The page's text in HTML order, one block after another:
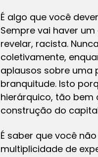
É algo que você
Sempre vai haver
revelar, racista.
coletivamente,
aplausos sobre
branquitude. Isto
hierárquico, tão
construção do
É saber que você
multiplicidade de